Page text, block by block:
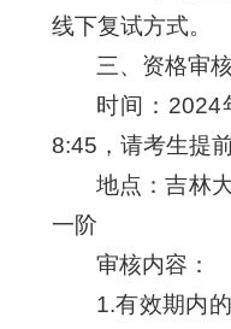
线下复试方式。
三、资格审
时间：2024
8:45，请考生提
地点：吉林
一阶
审核内容：
1.有效期内